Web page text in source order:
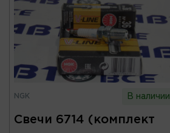
NGK В наличии
Свечи 6714 (комплект